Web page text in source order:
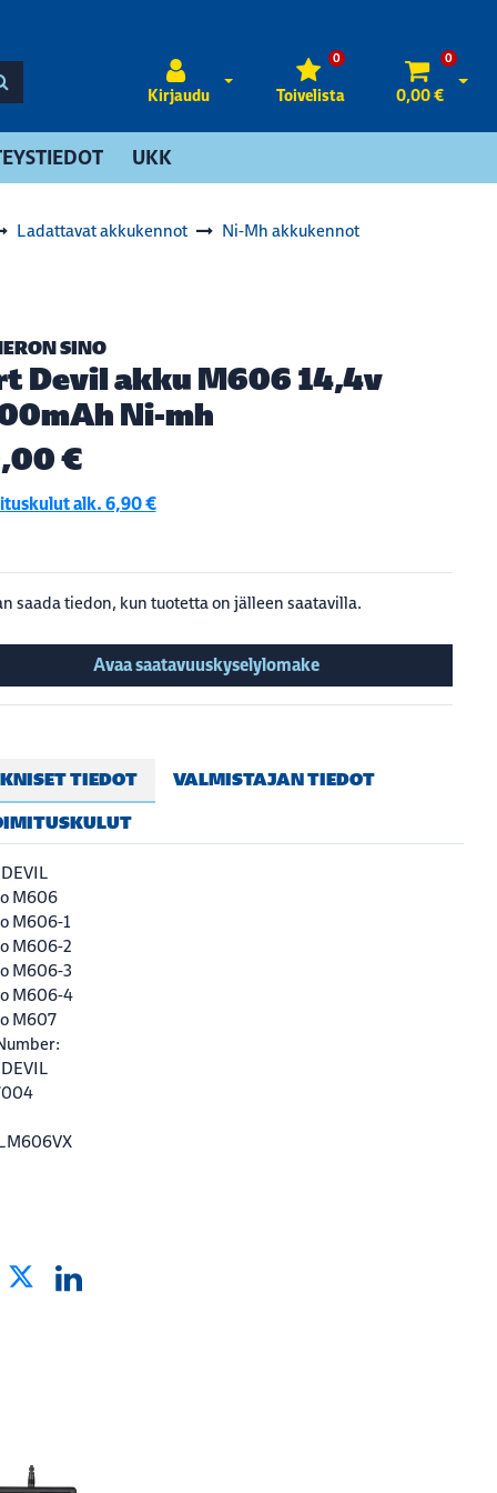
Kirjaudu
Avaa kirjautuminen
Toivelista
0 0
0,00 €
UKK
Ladattavat akkukennot Ni-Mh akkukennot
SINO
Devil akku M606 14,4v
Ni-mh
€
alk. 6,90 €
saada tiedon, kun tuotetta on jälleen saatavilla.
Avaa saatavuuskyselylomake
TIEDOT
VALMISTAJAN TIEDOT
M606
M606-1
M606-2
M606-3
M606-4
M607